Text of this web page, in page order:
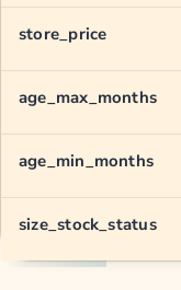
store_price
age_max_months
age_min_months
size_stock_status